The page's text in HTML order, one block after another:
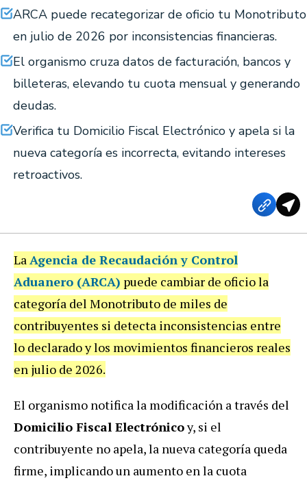
ARCA puede recategorizar de oficio tu Monotributo
en julio de 2026 por inconsistencias financieras.
El organismo cruza datos de facturación, bancos y
billeteras, elevando tu cuota mensual y generando
deudas.
Verifica tu Domicilio Fiscal Electrónico y apela si la
nueva categoría es incorrecta, evitando intereses
retroactivos.
LaAgencia de Recaudación y Control
Aduanero (ARCA) puede cambiar de oficio la
categoría del Monotributo de miles de
contribuyentes si detecta inconsistencias entre
lo declarado y los movimientos financieros reales
en julio de 2026.
El organismo notifica la modificación a través del
Domicilio Fiscal Electrónicoy, si el
contribuyente no apela, la nueva categoría queda
firme, implicando un aumento en la cuota